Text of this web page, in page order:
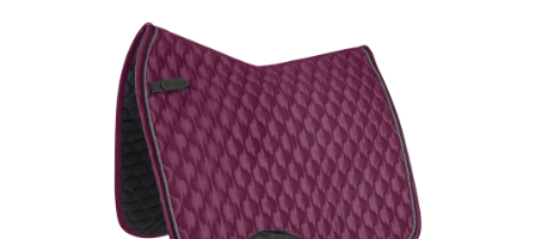
5
hvězdiček.